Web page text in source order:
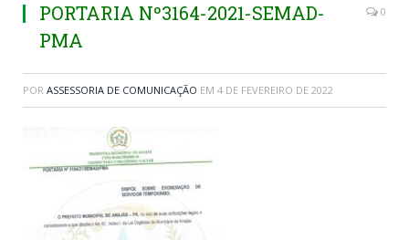
PORTARIA Nº3164-2021-SEMAD-
PMA
0
POR ASSESSORIA DE COMUNICAÇÃO EM 4 DE FEVEREIRO DE 2022